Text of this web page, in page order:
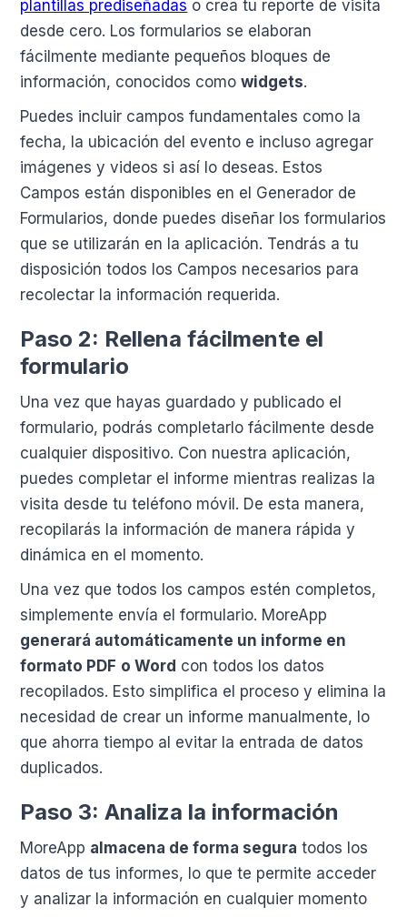
plantillas prediseñadas o crea tu reporte de visita
desde cero. Los formularios se elaboran
fácilmente mediante pequeños bloques de
información, conocidos comowidgets.
Puedes incluir campos fundamentales como la
fecha, la ubicación del evento e incluso agregar
imágenes y videos si así lo deseas. Estos
Campos están disponibles en el Generador de
Formularios, donde puedes diseñar los formularios
que se utilizarán en la aplicación. Tendrás a tu
disposición todos los Campos necesarios para
recolectar la información requerida.
Paso 2: Rellena fácilmente el
formulario
Una vez que hayas guardado y publicado el
formulario, podrás completarlo fácilmente desde
cualquier dispositivo. Con nuestra aplicación,
puedes completar el informe mientras realizas la
visita desde tu teléfono móvil. De esta manera,
recopilarás la información de manera rápida y
dinámica en el momento.
Una vez que todos los campos estén completos,
simplemente envía el formulario. MoreApp
generará automáticamente un informe en
formato PDF o Word con todos los datos
recopilados. Esto simplifica el proceso y elimina la
necesidad de crear un informe manualmente, lo
que ahorra tiempo al evitar la entrada de datos
duplicados.
Paso 3: Analiza la información
MoreApp almacena de forma segura todos los
datos de tus informes, lo que te permite acceder
y analizar la información en cualquier momento